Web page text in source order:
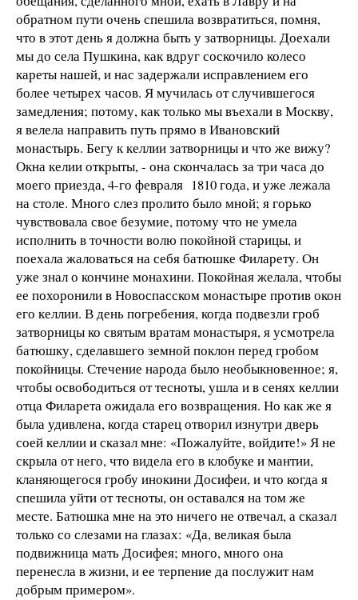
обратном пути очень спешила возвратиться, помня,
что в этот день я должна быть у затворницы. Доехали
мы до села Пушкина, как вдруг соскочило колесо
кареты нашей, и нас задержали исправлением его
более четырех часов. Я мучилась от случившегося
замедления; потому, как только мы въехали в Москву,
я велела направить путь прямо в Ивановский
монастырь. Бегу к келлии затворницы и что же вижу?
Окна келии открыты, - она скончалась за три часа до
моего приезда, 4-го февраля 1810 года, и уже лежала
на столе. Много слез пролито было мной; я горько
чувствовала свое безумие, потому что не умела
исполнить в точности волю покойной старицы, и
поехала жаловаться на себя батюшке Филарету. Он
уже знал о кончине монахини. Покойная желала, чтобы
ее похоронили в Новоспасском монастыре против окон
его келлии. В день погребения, когда подвезли гроб
затворницы ко святым вратам монастыря, я усмотрела
батюшку, сделавшего земной поклон перед гробом
покойницы. Стечение народа было необыкновенное; я,
чтобы освободиться от тесноты, ушла и в сенях келлии
отца Филарета ожидала его возвращения. Но как же я
была удивлена, когда старец отворил изнутри дверь
соей келлии и сказал мне: «Пожалуйте, войдите!» Я не
скрыла от него, что видела его в клобуке и мантии,
кланяющегося гробу инокини Досифеи, и что когда я
спешила уйти от тесноты, он оставался на том же
месте. Батюшка мне на это ничего не отвечал, а сказал
только со слезами на глазах: «Да, великая была
подвижница мать Досифея; много, много она
перенесла в жизни, и ее терпение да послужит нам
добрым примером».